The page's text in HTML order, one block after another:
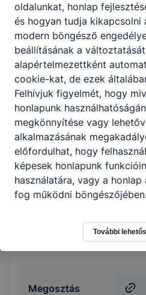
infokommunikációs
számítógépet
ISKOLASPECIFIKUS
Képzési helyszín:
Miskolci SZC
Mezőcsáti Technikum
és Szakképző Iskola
Szakmajegyzék
4 0922 22 01
Képzési idő: 3 év
Munkarend: Esti
Megosztás
oldalunkat, honlap
és hogyan tudja kikapcsolni
modern böngésző
beállításának a
alapértelmezettként
cookie-kat, de ezek
Felhívjuk figyelmét, hogy
honlapunk
megkönnyítése vagy
alkalmazásának
előfordulhat, hogy
képesek honlapunk
használatára, vagy a
fog működni böngészőjében.
További